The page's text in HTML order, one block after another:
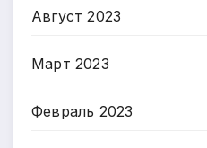
Август 2023
Март 2023
Февраль 2023